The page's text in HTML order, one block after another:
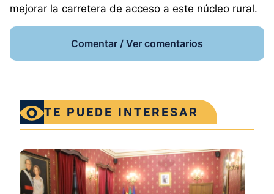
mejorar la carretera de acceso a este núcleo rural.
Comentar / Ver comentarios
TE PUEDE INTERESAR